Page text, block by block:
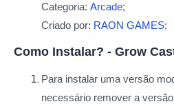
Categoria: Arcade;
Criado por: RAON GAMES;
Como Instalar? - Grow
Para instalar uma versão
necessário remover a